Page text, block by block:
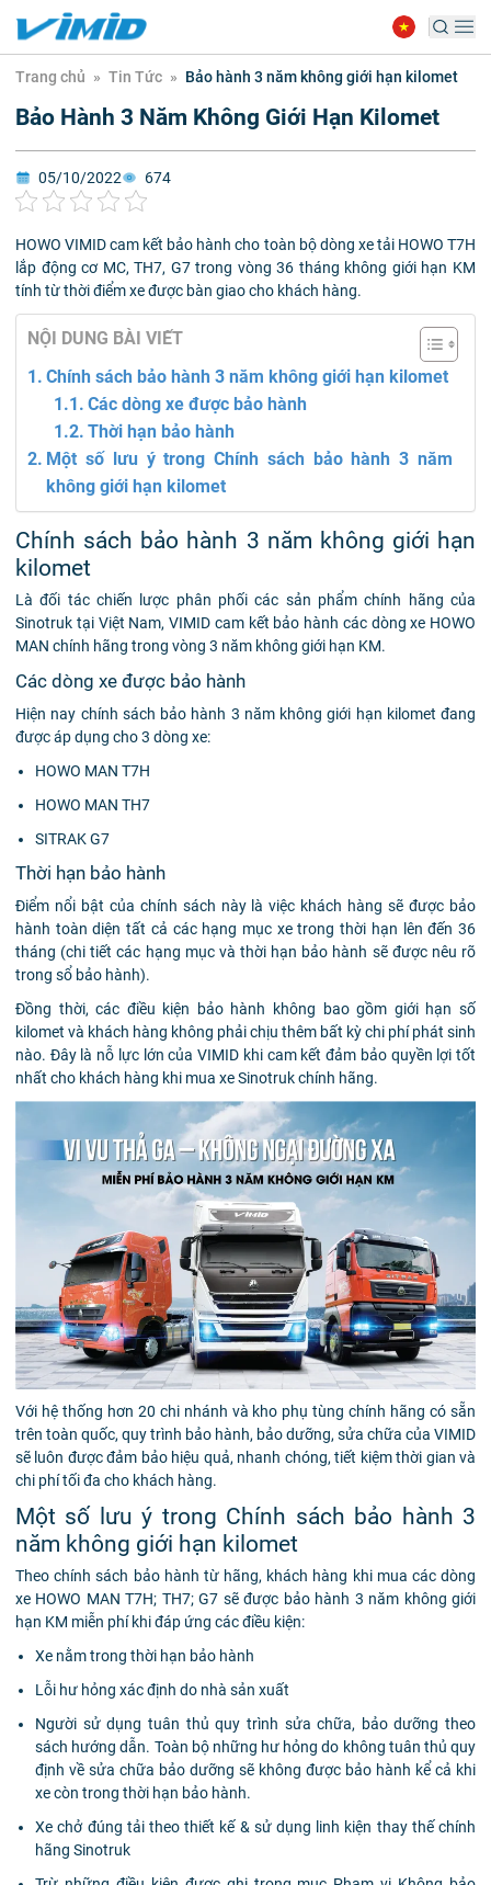
Trang chủ » Tin Tức » Bảo hành 3 năm không giới hạn kilomet
Bảo Hành 3 Năm Không Giới Hạn Kilomet
05/10/2022 674
HOWO VIMID cam kết bảo hành cho toàn bộ dòng xe tải HOWO T7H
lắp động cơ MC, TH7, G7 trong vòng 36 tháng không giới hạn KM
tính từ thời điểm xe được bàn giao cho khách hàng.
NỘI DUNG BÀI VIẾT
Chính sách bảo hành 3 năm không giới hạn kilomet
Các dòng xe được bảo hành
Thời hạn bảo hành
Một số lưu ý trong Chính sách bảo hành 3 năm
không giới hạn kilomet
Chính sách bảo hành 3 năm không giới hạn
kilomet
Là đối tác chiến lược phân phối các sản phẩm chính hãng của
Sinotruk tại Việt Nam, VIMID cam kết bảo hành các dòng xe HOWO
MAN chính hãng trong vòng 3 năm không giới hạn KM.
Các dòng xe được bảo hành
Hiện nay chính sách bảo hành 3 năm không giới hạn kilomet đang
được áp dụng cho 3 dòng xe:
HOWO MAN T7H
HOWO MAN TH7
SITRAK G7
Thời hạn bảo hành
Điểm nổi bật của chính sách này là việc khách hàng sẽ được bảo
hành toàn diện tất cả các hạng mục xe trong thời hạn lên đến 36
tháng (chi tiết các hạng mục và thời hạn bảo hành sẽ được nêu rõ
trong sổ bảo hành).
Đồng thời, các điều kiện bảo hành không bao gồm giới hạn số
kilomet và khách hàng không phải chịu thêm bất kỳ chi phí phát sinh
nào. Đây là nỗ lực lớn của VIMID khi cam kết đảm bảo quyền lợi tốt
nhất cho khách hàng khi mua xe Sinotruk chính hãng.
Với hệ thống hơn 20 chi nhánh và kho phụ tùng chính hãng có sẵn
trên toàn quốc, quy trình bảo hành, bảo dưỡng, sửa chữa của VIMID
sẽ luôn được đảm bảo hiệu quả, nhanh chóng, tiết kiệm thời gian và
chi phí tối đa cho khách hàng.
Một số lưu ý trong Chính sách bảo hành 3
năm không giới hạn kilomet
Theo chính sách bảo hành từ hãng, khách hàng khi mua các dòng
xe HOWO MAN T7H; TH7; G7 sẽ được bảo hành 3 năm không giới
hạn KM miễn phí khi đáp ứng các điều kiện:
Xe nằm trong thời hạn bảo hành
Lỗi hư hỏng xác định do nhà sản xuất
Người sử dụng tuân thủ quy trình sửa chữa, bảo dưỡng theo
sách hướng dẫn. Toàn bộ những hư hỏng do không tuân thủ quy
định về sửa chữa bảo dưỡng sẽ không được bảo hành kể cả khi
xe còn trong thời hạn bảo hành.
Xe chở đúng tải theo thiết kế & sử dụng linh kiện thay thế chính
hãng Sinotruk